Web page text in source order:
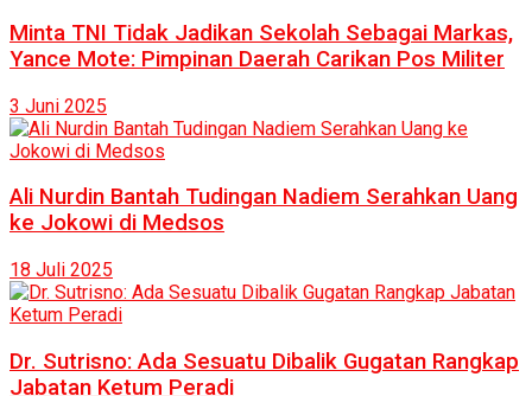
Minta TNI Tidak Jadikan Sekolah Sebagai Markas,
Yance Mote: Pimpinan Daerah Carikan Pos Militer
3 Juni 2025
Ali Nurdin Bantah Tudingan Nadiem Serahkan Uang
ke Jokowi di Medsos
18 Juli 2025
Dr. Sutrisno: Ada Sesuatu Dibalik Gugatan Rangkap
Jabatan Ketum Peradi